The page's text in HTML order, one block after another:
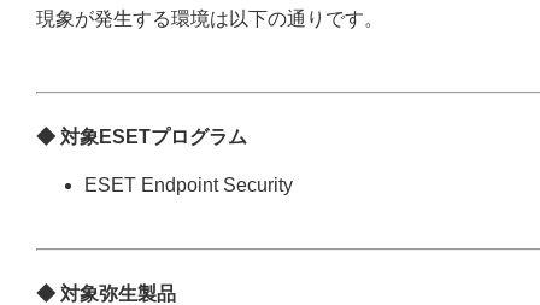
現象が発生する環境は以下の通りです。
◆ 対象ESETプログラム
ESET Endpoint Security
◆ 対象弥生製品